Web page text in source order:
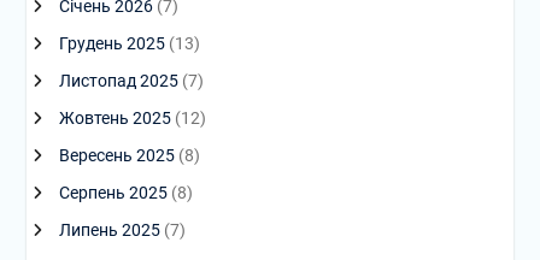
Січень 2026(7)
Грудень 2025(13)
Листопад 2025(7)
Жовтень 2025(12)
Вересень 2025(8)
Серпень 2025(8)
Липень 2025(7)